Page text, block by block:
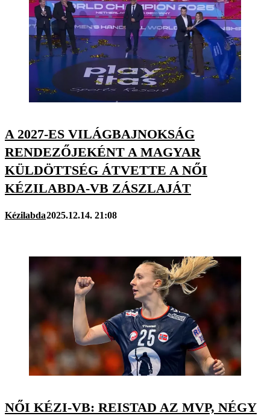
A 2027-ES VILÁGBAJNOKSÁG
RENDEZŐJEKÉNT A MAGYAR
KÜLDÖTTSÉG ÁTVETTE A NŐI
KÉZILABDA-VB ZÁSZLAJÁT
Kézilabda2025.12.14. 21:08
NŐI KÉZI-VB: REISTAD AZ MVP, NÉGY